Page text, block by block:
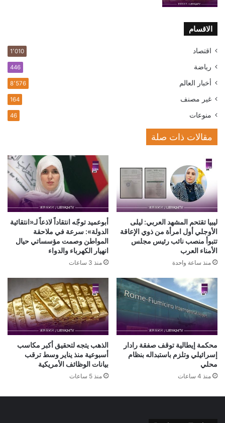
الاقسام
اقتصاد 1٬010
رياضة 446
أخبار العالم 8٬576
غير مصنف 164
منوعات 46
مقالات ذات صلة
ليبيا تقتحم المشهد العربي: ليلى
الأوجلي أول امرأة من ذوي الإعاقة
تتبوأ منصب نائب رئيس مجلس
الأمناء العرب
منذ ساعة واحدة
أبوعميد توجّه انتقاداً لاذعاً لـ«انتقائية
الدولة»: سرعة في ملاحقة
المواطن وصمت مؤسساتي حيال
انهيار الكهرباء والدواء
منذ 3 ساعات
محكمة إيطالية توقف صفقة رادار
إسرائيلي وتلزم باستبداله بنظام
محلي
منذ 4 ساعات
الذهب يتجه لتحقيق أكبر مكاسب
أسبوعية منذ يناير وسط ترقب
بيانات الوظائف الأمريكية
منذ 5 ساعات